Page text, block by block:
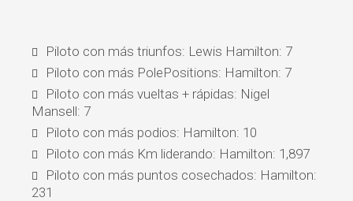
Piloto con más triunfos: Lewis Hamilton: 7
Piloto con más PolePositions: Hamilton: 7
Piloto con más vueltas + rápidas: Nigel
Mansell: 7
Piloto con más podios: Hamilton: 10
Piloto con más Km liderando: Hamilton: 1,897
Piloto con más puntos cosechados: Hamilton:
231